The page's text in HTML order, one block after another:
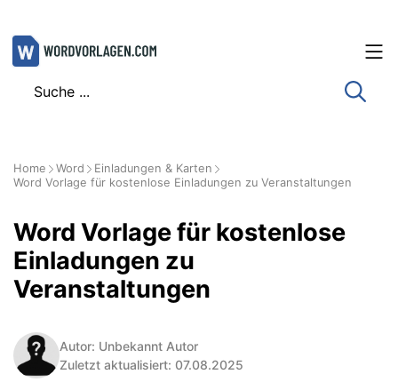
Zum
Inhalt
Home Word
Einladungen & Karten
Word Vorlage für kostenlose Einladungen zu Veranstaltungen
Word Vorlage für kostenlose
Einladungen zu
Veranstaltungen
Autor: Unbekannt Autor
Zuletzt aktualisiert: 07.08.2025